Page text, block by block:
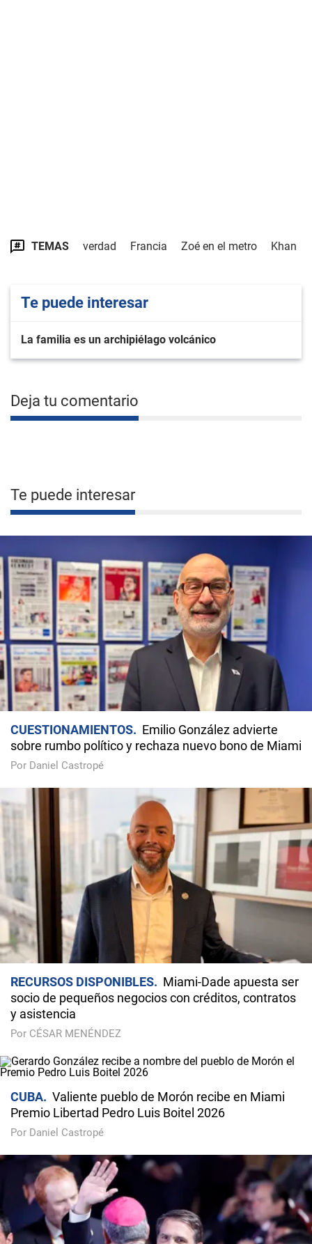
TEMAS verdad Francia Zoé en el metro Khan
Te puede interesar
La familia es un archipiélago volcánico
Deja tu comentario
Te puede interesar
CUESTIONAMIENTOS
Emilio González advierte
sobre rumbo político y rechaza nuevo bono de Miami
Por Daniel Castropé
RECURSOS DISPONIBLES
Miami-Dade apuesta ser
socio de pequeños negocios con créditos, contratos
y asistencia
Por CÉSAR MENÉNDEZ
CUBA
Valiente pueblo de Morón recibe en Miami
Premio Libertad Pedro Luis Boitel 2026
Por Daniel Castropé